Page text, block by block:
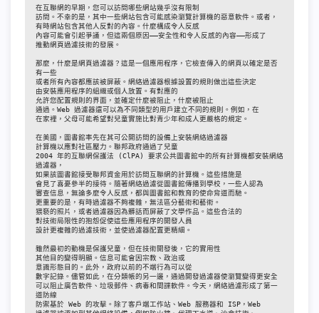
在互聯網的早期，您可以訪問哪些網站幾乎沒有限制
訪問。不幸的是，其中一些網站包含可能感染瀏覽計算機的惡意軟件。或者，
有時網站包含其他人反對的內容。什麼構成令人反感
內容可能會引起爭議，但這兩個原因——安全性和令人反感的內容——形成了
推動網頁過濾技術的發展。
那麼，什麼是網頁過濾器？這是一個應用程序，它檢查傳入的網頁以確定是否
有一些
或者所有內容都應該被屏蔽。網絡過濾器根據設置的規則做出這些決定
由安裝應用程序的組織或個人放置。有對應的
允許您配置規則的界面，並確定什麼被阻止，什麼被阻止
通過。Web 過濾器還可以為不同類型的用戶建立不同的規則。例如，在
在家裡，父母可能希望對兒童實施比對青少年和成人更嚴格的規定。
在美國，圖書館率先在其可公開訪問的設備上安裝網絡過濾器
計算機以應對社區壓力。聯邦政府通過了兒童
2004 年的互聯網保護法 (ClPA) 要求公共圖書館中的所有計算機都安裝網絡
過濾器，
如果該圖書館接受聯邦資金用於訪問互聯網的計算機。這些措施是
會見了喜憂參半的接待。隨著網絡過濾從圖書館傳播到學校，一些人認為
審查信息，無論多麼令人反感，都與圖書館和教育的使命背道而馳。
更重要的是，有時過濾器不夠複雜，無法區分藝術和藝術。
猥褻的照片，或者過濾器因為髒話而屏蔽了文學作品。這些合法的
對技術局限性的抱怨促使這些應用程序的開發人員
設計更複雜的過濾技術，並使過濾器配置更精細。
雖然最初的動機是保護兒童，但在技術開發後，它的實用性
其他目的變得明顯。信息可能會因宗教、政治或
意識形態目的。此外，政府以前的不端行為可以從
數字記錄。儘管如此，在分類帳的另一邊，通過開發過濾器使瀏覽變得更安全
可以阻止廣告軟件、垃圾郵件、病毒和間諜軟件。今天，網絡過濾形成了第一
道防線
防禦基於 Web 的攻擊。除了客戶端工作站、Web 服務器和 ISP，Web